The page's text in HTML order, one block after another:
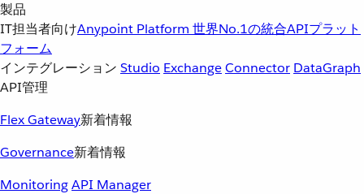
製品
IT担当者向けAnypoint Platform 世界No.1の統合APIプラット
フォーム
インテグレーション Studio ExchangeConnector DataGraph
API管理
Flex Gateway新着情報
Governance新着情報
MonitoringAPI Manager